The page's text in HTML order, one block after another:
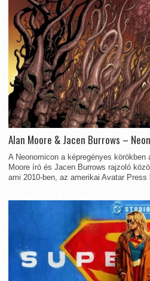
Alan Moore & Jacen Burrows –
A Neonomicon a képregényes
Moore író és Jacen Burrows rajzoló
ami 2010-ben, az amerikai Avatar Press